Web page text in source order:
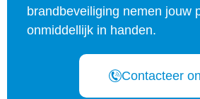
brandbeveiliging nemen jouw
onmiddellijk in handen.
Contacteer